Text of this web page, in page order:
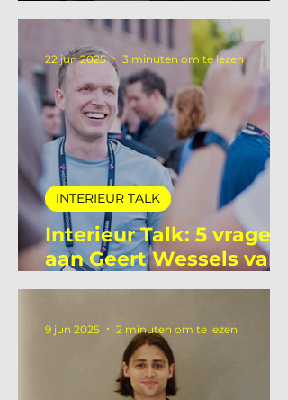
aan Ellie Hettema van
ProdInter
Interieur Talk: 5 vragen
aan Geert Wessels van
INTERIEUR TALK
22 jun 2025 3 minuten om te lezen
2 minuten om te lezen